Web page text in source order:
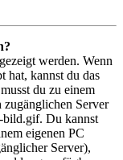
werden. Wenn
hat, kannst du das
du zu einem
Server
Du kannst
eigenen PC
Server),